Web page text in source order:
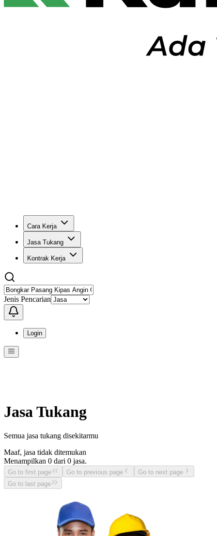
Cara Kerja
Jasa Tukang
Kontrak Kerja
Jenis Pencarian
Login
Jasa Tukang
Semua jasa tukang disekitarmu
Maaf, jasa tidak ditemukan
Menampilkan 0 dari 0 jasa.
Go to first page Go to previous page
Go to next page
Go to last page